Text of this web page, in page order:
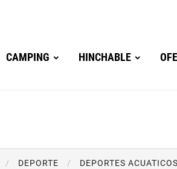
CAMPING HINCHABLE
DEPORTE DEPORTES ACUATICOS